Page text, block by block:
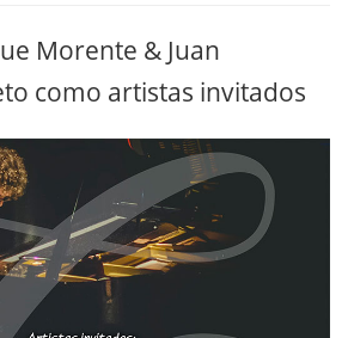
Morente & Juan
como artistas invitados